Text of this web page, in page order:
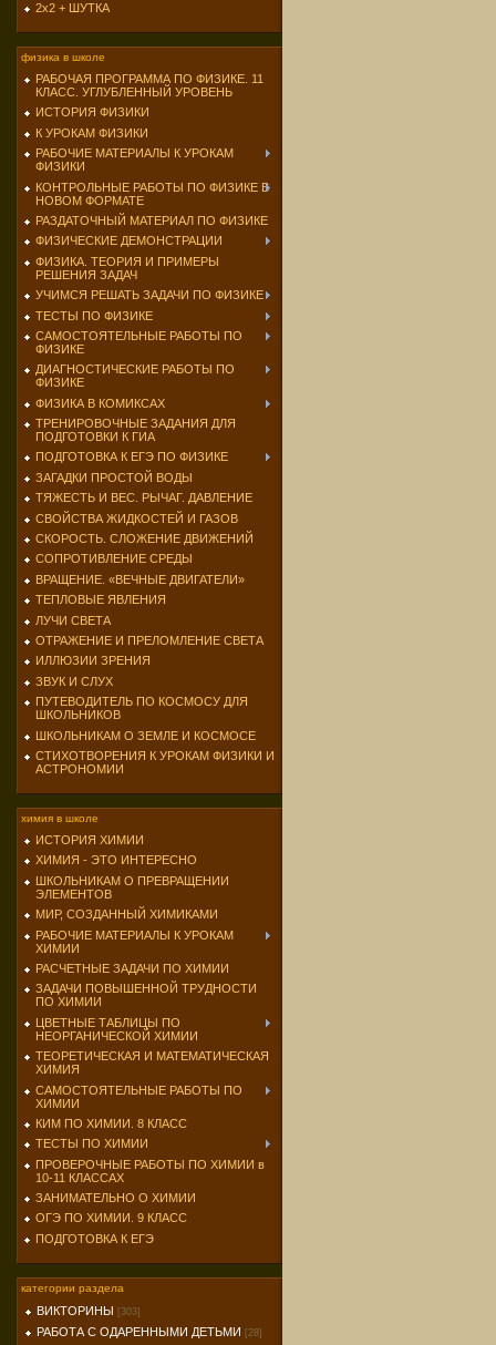
2х2 + ШУТКА
физика в школе
РАБОЧАЯ ПРОГРАММА ПО ФИЗИКЕ. 11
КЛАСС. УГЛУБЛЕННЫЙ УРОВЕНЬ
ИСТОРИЯ ФИЗИКИ
К УРОКАМ ФИЗИКИ
РАБОЧИЕ МАТЕРИАЛЫ К УРОКАМ
ФИЗИКИ
КОНТРОЛЬНЫЕ РАБОТЫ ПО ФИЗИКЕ В
НОВОМ ФОРМАТЕ
РАЗДАТОЧНЫЙ МАТЕРИАЛ ПО ФИЗИКЕ
ФИЗИЧЕСКИЕ ДЕМОНСТРАЦИИ
ФИЗИКА. ТЕОРИЯ И ПРИМЕРЫ
РЕШЕНИЯ ЗАДАЧ
УЧИМСЯ РЕШАТЬ ЗАДАЧИ ПО ФИЗИКЕ
ТЕСТЫ ПО ФИЗИКЕ
САМОСТОЯТЕЛЬНЫЕ РАБОТЫ ПО
ФИЗИКЕ
ДИАГНОСТИЧЕСКИЕ РАБОТЫ ПО
ФИЗИКЕ
ФИЗИКА В КОМИКСАХ
ТРЕНИРОВОЧНЫЕ ЗАДАНИЯ ДЛЯ
ПОДГОТОВКИ К ГИА
ПОДГОТОВКА К ЕГЭ ПО ФИЗИКЕ
ЗАГАДКИ ПРОСТОЙ ВОДЫ
ТЯЖЕСТЬ И ВЕС. РЫЧАГ. ДАВЛЕНИЕ
СВОЙСТВА ЖИДКОСТЕЙ И ГАЗОВ
СКОРОСТЬ. СЛОЖЕНИЕ ДВИЖЕНИЙ
СОПРОТИВЛЕНИЕ СРЕДЫ
ВРАЩЕНИЕ. «ВЕЧНЫЕ ДВИГАТЕЛИ»
ТЕПЛОВЫЕ ЯВЛЕНИЯ
ЛУЧИ СВЕТА
ОТРАЖЕНИЕ И ПРЕЛОМЛЕНИЕ СВЕТА
ИЛЛЮЗИИ ЗРЕНИЯ
ЗВУК И СЛУХ
ПУТЕВОДИТЕЛЬ ПО КОСМОСУ ДЛЯ
ШКОЛЬНИКОВ
ШКОЛЬНИКАМ О ЗЕМЛЕ И КОСМОСЕ
СТИХОТВОРЕНИЯ К УРОКАМ ФИЗИКИ И
АСТРОНОМИИ
химия в школе
ИСТОРИЯ ХИМИИ
ХИМИЯ - ЭТО ИНТЕРЕСНО
ШКОЛЬНИКАМ О ПРЕВРАЩЕНИИ
ЭЛЕМЕНТОВ
МИР, СОЗДАННЫЙ ХИМИКАМИ
РАБОЧИЕ МАТЕРИАЛЫ К УРОКАМ
ХИМИИ
РАСЧЕТНЫЕ ЗАДАЧИ ПО ХИМИИ
ЗАДАЧИ ПОВЫШЕННОЙ ТРУДНОСТИ
ПО ХИМИИ
ЦВЕТНЫЕ ТАБЛИЦЫ ПО
НЕОРГАНИЧЕСКОЙ ХИМИИ
ТЕОРЕТИЧЕСКАЯ И МАТЕМАТИЧЕСКАЯ
ХИМИЯ
САМОСТОЯТЕЛЬНЫЕ РАБОТЫ ПО
ХИМИИ
КИМ ПО ХИМИИ. 8 КЛАСС
ТЕСТЫ ПО ХИМИИ
ПРОВЕРОЧНЫЕ РАБОТЫ ПО ХИМИИ в
10-11 КЛАССАХ
ЗАНИМАТЕЛЬНО О ХИМИИ
ОГЭ ПО ХИМИИ. 9 КЛАСС
ПОДГОТОВКА К ЕГЭ
категории раздела
ВИКТОРИНЫ [303]
РАБОТА С ОДАРЕННЫМИ ДЕТЬМИ [28]